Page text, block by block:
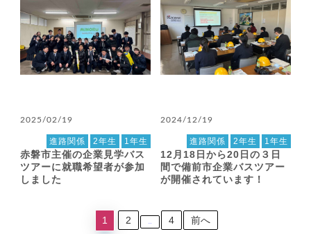
2025/02/19
1年生
2年生
進路関係
赤磐市主催の企業見学バス
ツアーに就職希望者が参加
しました
2024/12/19
1年生
2年生
進路関係
12月18日から20日の３日
間で備前市企業バスツアー
が開催されています！
1 2 4 前へ